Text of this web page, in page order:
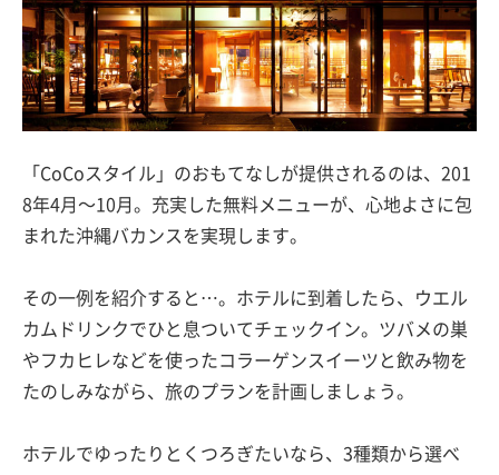
「CoCoスタイル」のおもてなしが提供されるのは、201
8年4月〜10月。充実した無料メニューが、心地よさに包
まれた沖縄バカンスを実現します。
その一例を紹介すると…。ホテルに到着したら、ウエル
カムドリンクでひと息ついてチェックイン。ツバメの巣
やフカヒレなどを使ったコラーゲンスイーツと飲み物を
たのしみながら、旅のプランを計画しましょう。
ホテルでゆったりとくつろぎたいなら、3種類から選べ